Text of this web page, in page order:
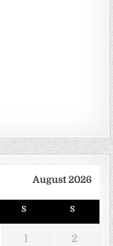
August 2026
S S
1 2